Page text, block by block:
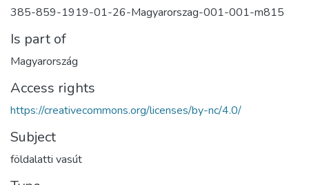
385-859-1919-01-26-Magyarorszag-001-001-m815
Is part of
Magyarország
Access rights
https://creativecommons.org/licenses/by-nc/4.0/
Subject
földalatti vasút